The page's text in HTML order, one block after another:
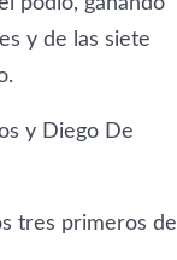
y de las siete
y Diego De
tres primeros de